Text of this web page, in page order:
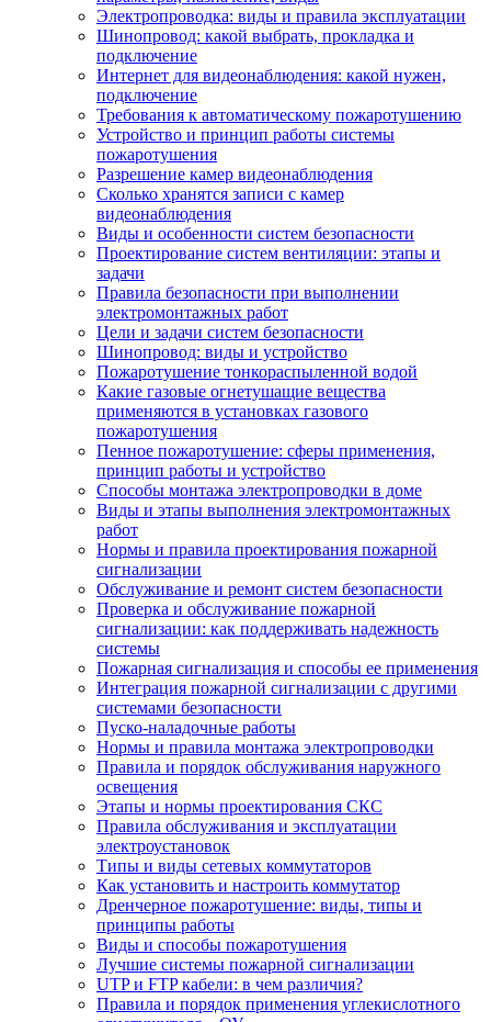
Электропроводка: виды и правила эксплуатации
Шинопровод: какой выбрать, прокладка и
подключение
Интернет для видеонаблюдения: какой нужен,
подключение
Требования к автоматическому пожаротушению
Устройство и принцип работы системы
пожаротушения
Разрешение камер видеонаблюдения
Сколько хранятся записи с камер
видеонаблюдения
Виды и особенности систем безопасности
Проектирование систем вентиляции: этапы и
задачи
Правила безопасности при выполнении
электромонтажных работ
Цели и задачи систем безопасности
Шинопровод: виды и устройство
Пожаротушение тонкораспыленной водой
Какие газовые огнетушащие вещества
применяются в установках газового
пожаротушения
Пенное пожаротушение: сферы применения,
принцип работы и устройство
Способы монтажа электропроводки в доме
Виды и этапы выполнения электромонтажных
работ
Нормы и правила проектирования пожарной
сигнализации
Обслуживание и ремонт систем безопасности
Проверка и обслуживание пожарной
сигнализации: как поддерживать надежность
системы
Пожарная сигнализация и способы ее применения
Интеграция пожарной сигнализации с другими
системами безопасности
Пуско-наладочные работы
Нормы и правила монтажа электропроводки
Правила и порядок обслуживания наружного
освещения
Этапы и нормы проектирования СКС
Правила обслуживания и эксплуатации
электроустановок
Типы и виды сетевых коммутаторов
Как установить и настроить коммутатор
Дренчерное пожаротушение: виды, типы и
принципы работы
Виды и способы пожаротушения
Лучшие системы пожарной сигнализации
UTP и FTP кабели: в чем различия?
Правила и порядок применения углекислотного